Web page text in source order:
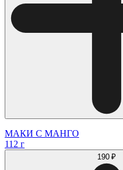
МАКИ С МАНГО
112 г
190 ₽